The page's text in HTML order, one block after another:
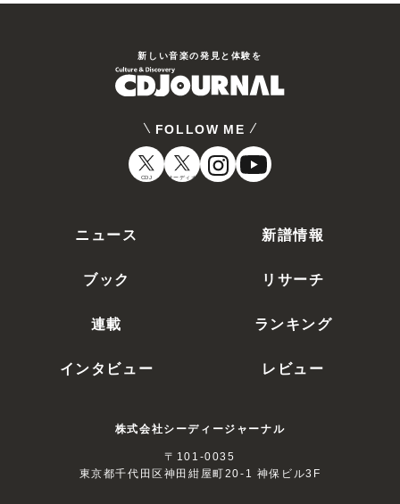
新しい⾳楽の発⾒と体験を
FOLLOW ME
CDJ オーディオ
ニュース 新譜情報
ブック リサーチ
連載 ランキング
インタビュー レビュー
株式会社シーディージャーナル
〒101-0035
東京都千代田区神田紺屋町20-1 神保ビル3F